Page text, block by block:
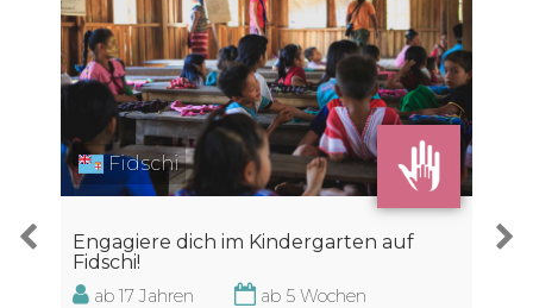
Fidschi
Engagiere dich im Kindergarten auf
Fidschi!
ab 17 Jahren ab 5 Wochen